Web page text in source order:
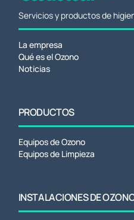
Servicios y productos de
La empresa
Qué es el Ozono
Noticias
PRODUCTOS
Equipos de Ozono
Equipos de Limpieza
INSTALACIONES DE